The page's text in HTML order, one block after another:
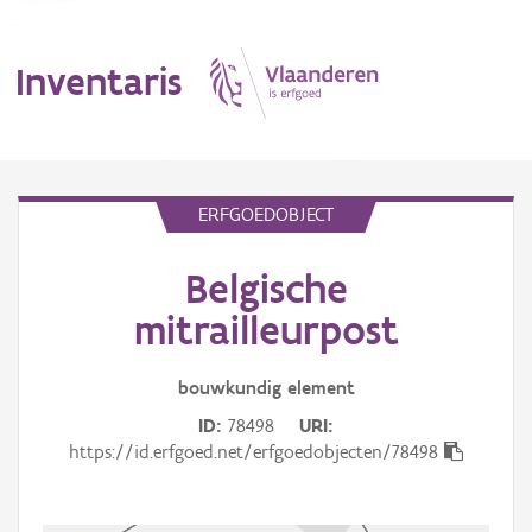
Inventaris
Aanduidingsobject
ERFGOEDOBJECT
Belgische
mitrailleurpost
bouwkundig element
ID 78498
URI
https://id.erfgoed.net/erfgoedobjecten/78498